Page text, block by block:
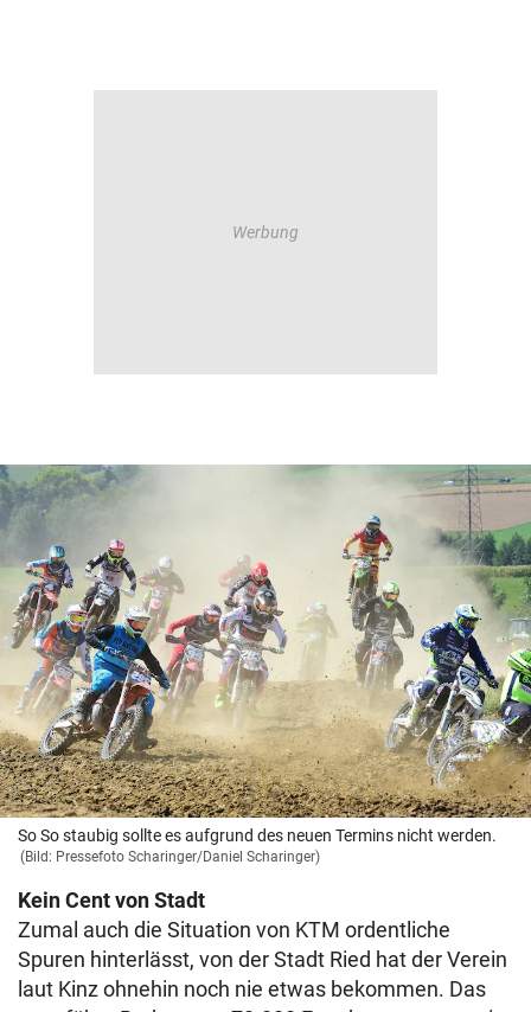
So So staubig sollte es aufgrund des neuen Termins nicht werden.
(Bild: Pressefoto Scharinger/Daniel Scharinger)
Kein Cent von Stadt
Zumal auch die Situation von KTM ordentliche
Spuren hinterlässt, von der Stadt Ried hat der Verein
laut Kinz ohnehin noch nie etwas bekommen. Das